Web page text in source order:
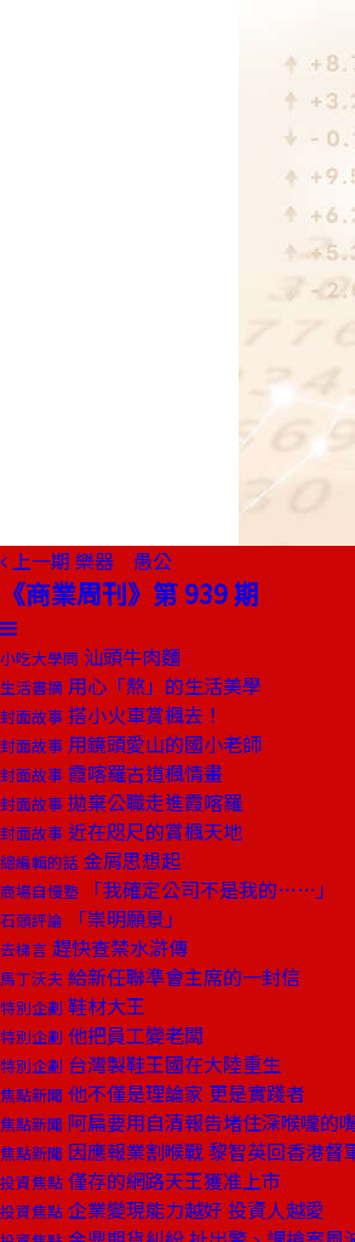
上一期 樂器 愚公
《商業周刊》第 939 期
小吃大學問 汕頭牛肉麵
生活書摘 用心「熬」的生活美學
封面故事 搭小火車賞楓去！
封面故事 用鏡頭愛山的國小老師
封面故事 霞喀羅古道楓情畫
封面故事 拋棄公職走進霞喀羅
封面故事 近在咫尺的賞楓天地
總編輯的話 金屑思想起
商場自慢塾 「我確定公司不是我的……」
石頭評論 「崇明願景」
去梯言 趕快查禁水滸傳
馬丁沃夫 給新任聯準會主席的一封信
特別企劃 鞋材大王
特別企劃 他把員工變老闆
特別企劃 台灣製鞋王國在大陸重生
焦點新聞 他不僅是理論家 更是實踐者
焦點新聞 阿扁要用自清報告堵住深喉嚨的
焦點新聞 因應報業割喉戰 黎智英回香港督
投資焦點 僅存的網路天王獲准上市
投資焦點 企業變現能力越好 投資人越愛